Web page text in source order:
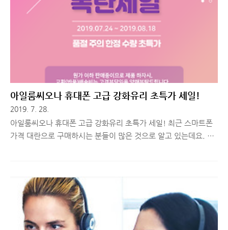
아일룸씨오나 휴대폰 고급 강화유리 초특가 세일!
2019. 7. 28.
아일룸씨오나 휴대폰 고급 강화유리 초특가 세일! 최근 스마트폰
가격 대란으로 구매하시는 분들이 많은 것으로 알고 있는데요. 아
는 아일룸 씨오나에서 2019년 7월 24일부터 8월 18일까지 할인
행사를 진행중입니다. 이번 여름휴가시즌을 맞이하여 진행하는데,
제 기억으로도 이정도 가격으로 판매한 적이 없었던 것 같습니다.
(정말 폭탄세일 키워드가 딱 맞는 행사입니다!) 행사 제품은 3~4